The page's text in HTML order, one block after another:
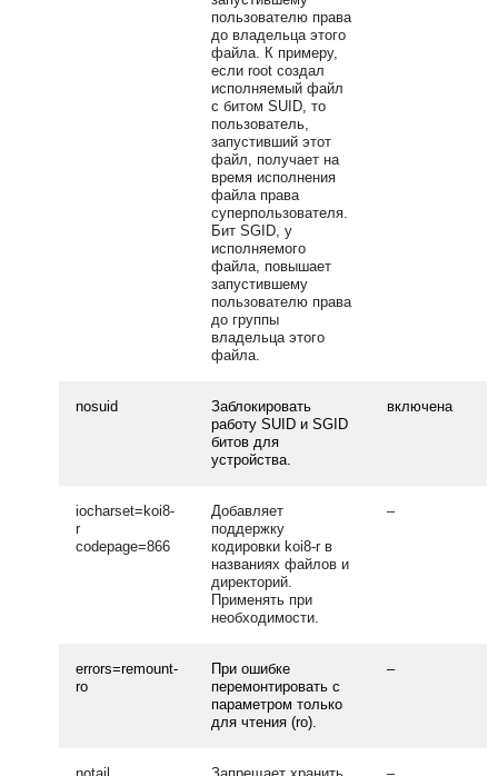
пользователю права
до владельца этого
файла. К примеру,
если root создал
исполняемый файл
с битом SUID, то
пользователь,
запустивший этот
файл, получает на
время исполнения
файла права
суперпользователя.
Бит SGID, у
исполняемого
файла, повышает
запустившему
пользователю права
до группы
владельца этого
файла.
nosuid
Заблокировать
работу SUID и SGID
битов для
устройства.
включена
iocharset=koi8-
r
codepage=866
Добавляет
поддержку
кодировки koi8-r в
названиях файлов и
директорий.
Применять при
необходимости.
–
errors=remount-
ro
При ошибке
перемонтировать с
параметром только
для чтения (ro).
–